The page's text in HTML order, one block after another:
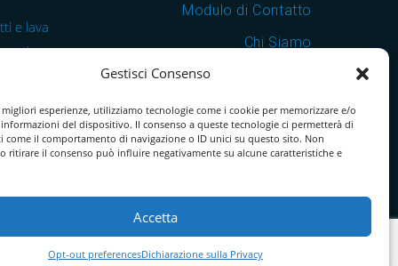
Gestisci Consenso
esperienze, utilizziamo tecnologie come i cookie per memorizzare e/o
informazioni del dispositivo. Il consenso a queste tecnologie ci permetterà di
come il comportamento di navigazione o ID unici su questo sito. Non
ritirare il consenso può influire negativamente su alcune caratteristiche e
Accetta
Opt-out preferencesDichiarazione sulla Privacy
e lava
e
in
Modulo di Contatto
Chi Siamo
Download Catalogo PDF
Cookie Policy